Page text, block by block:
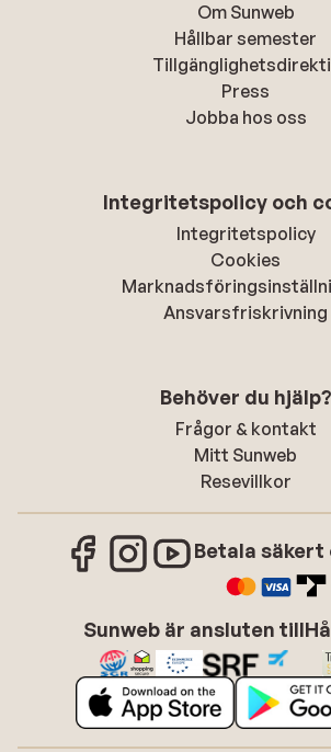
Om Sunweb
Hållbar semester
Press
Jobba hos oss
Integritetspolicy och
Integritetspolicy
Cookies
Ansvarsfriskrivning
Behöver du hjälp?
Frågor & kontakt
Mitt Sunweb
Resevillkor
Betala säkert
Sunweb är ansluten till